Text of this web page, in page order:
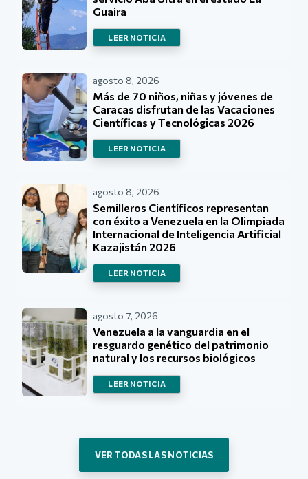
Guaira
LEER NOTICIA
agosto 8, 2026
Más de 70 niños, niñas y jóvenes de
Caracas disfrutan de las Vacaciones
Científicas y Tecnológicas 2026
LEER NOTICIA
agosto 8, 2026
Semilleros Científicos representan
con éxito a Venezuela en la Olimpiada
Internacional de Inteligencia Artificial
Kazajistán 2026
LEER NOTICIA
agosto 7, 2026
Venezuela a la vanguardia en el
resguardo genético del patrimonio
natural y los recursos biológicos
LEER NOTICIA
VER TODAS LAS NOTICIAS